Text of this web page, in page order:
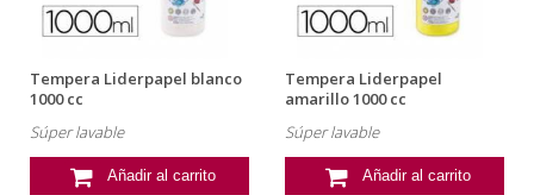
Tempera Liderpapel blanco
1000 cc
Súper lavable
Añadir al carrito
Tempera Liderpapel
amarillo 1000 cc
Súper lavable
Añadir al carrito